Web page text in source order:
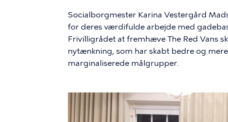
Socialborgmester Karina Vestergård
for deres værdifulde arbejde med
Frivilligrådet at fremhæve The Red Vans
nytænkning, som har skabt bedre og
marginaliserede målgrupper.